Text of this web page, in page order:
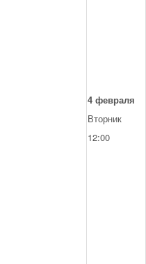
4 февраля
Вторник
12:00